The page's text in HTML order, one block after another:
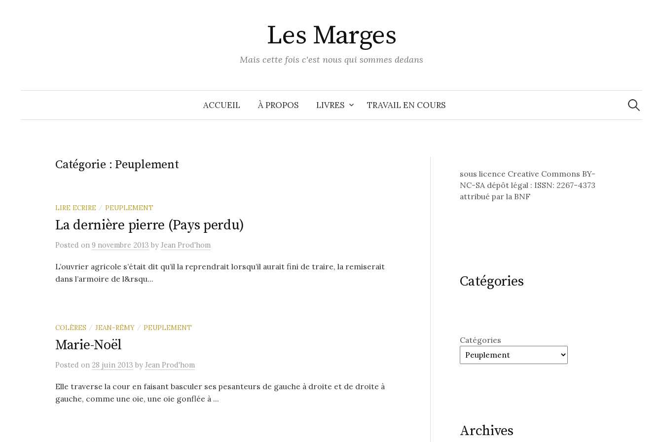
Les Marges
Mais cette fois c'est nous qui sommes dedans
ACCUEIL À PROPOS LIVRES TRAVAIL EN COURS
Catégorie : Peuplement
LIRE ECRIRE / PEUPLEMENT
La dernière pierre (Pays perdu)
Posted on 9 novembre 2013 by Jean Prod'hom
L’ouvrier agricole s’était dit qu’il la reprendrait lorsqu’il aurait fini de traire, la remiserait
dans l’armoire de l&rsqu...
COLÈRES / JEAN-RÉMY / PEUPLEMENT
Marie-Noël
Posted on 28 juin 2013 by Jean Prod'hom
Elle traverse la cour en faisant basculer ses pesanteurs de gauche à droite et de droite à
gauche, comme une oie, une oie gonflée à ...
sous licence Creative Commons BY-
NC-SA dépôt légal : ISSN: 2267-4373
attribué par la BNF
Catégories
Catégories
Archives